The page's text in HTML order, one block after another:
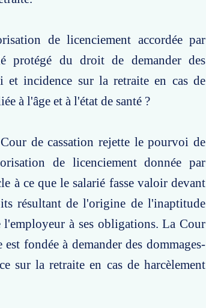
de licenciement accordée par
protégé du droit de demander des
et incidence sur la retraite en cas de
à l'âge et à l'état de santé ?
de cassation rejette le pourvoi de
de licenciement donnée par
à ce que le salarié fasse valoir devant
résultant de l'origine de l'inaptitude
à ses obligations. La Cour
fondée à demander des dommages-
sur la retraite en cas de harcèlement